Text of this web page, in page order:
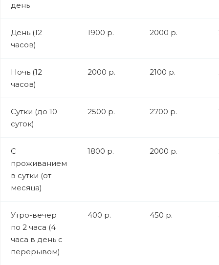
день
День (12
часов)
1900 р. 2000 р.
Ночь (12
часов)
2000 р. 2100 р.
Сутки (до 10
суток)
2500 р. 2700 р.
С
проживанием
в сутки (от
месяца)
1800 р. 2000 р.
Утро-вечер
по 2 часа (4
часа в день с
перерывом)
400 р. 450 р.